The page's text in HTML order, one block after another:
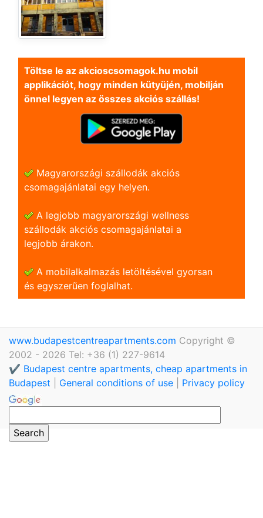
Töltse le az akcioscsomagok.hu mobil
applikációt, hogy minden kütyüjén, mobilján
önnel legyen az összes akciós szállás!
Magyarországi szállodák akciós
csomagajánlatai egy helyen.
A legjobb magyarországi wellness
szállodák akciós csomagajánlatai a
legjobb árakon.
A mobilalkalmazás letöltésével gyorsan
és egyszerũen foglalhat.
www.budapestcentreapartments.com Copyright ©
2002 - 2026 Tel: +36 (1) 227-9614
✔️ Budapest centre apartments, cheap apartments in
Budapest
General conditions of use Privacy policy